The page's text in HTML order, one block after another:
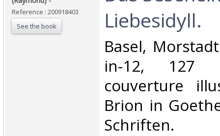
Reference : 200918403
See the book
Liebesidyll. ‎
‎Basel,
in-12, 127
couverture
Brion in
Schriften.‎